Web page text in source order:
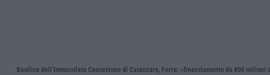
Basilica dell’Immacolata Concezione di Catanzaro, Ferro: «finanziamento da 800 milioni di euro»